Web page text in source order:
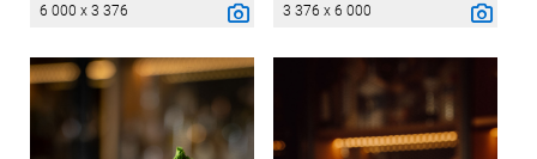
6 000 x 3 376 3 376 x 6 000